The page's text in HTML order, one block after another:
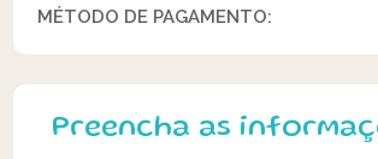
MÉTODO DE PAGAMENTO:
Preencha as